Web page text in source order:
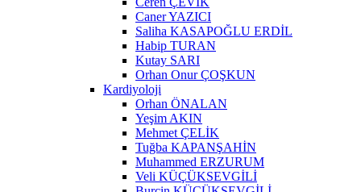
Caner YAZICI
Saliha KASAPOĞLU ERDİL
Habip TURAN
Kutay SARI
Orhan Onur ÇOŞKUN
Kardiyoloji
Orhan ÖNALAN
Yeşim AKIN
Mehmet ÇELİK
Tuğba KAPANŞAHİN
Muhammed ERZURUM
Veli KÜÇÜKSEVGİLİ